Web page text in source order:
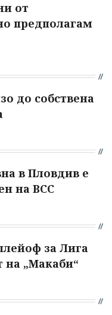
от
предполагам
до собствена
в Пловдив е
на ВСС
за Лига
на „Макаби“